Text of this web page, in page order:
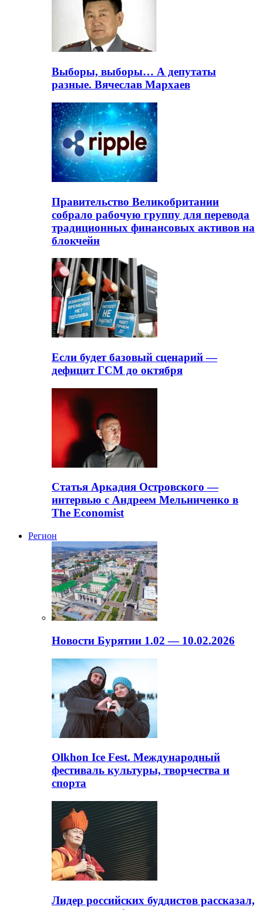
Выборы, выборы… А депутаты
разные. Вячеслав Мархаев
Правительство Великобритании
собрало рабочую группу для перевода
традиционных финансовых активов на
блокчейн
Если будет базовый сценарий —
дефицит ГСМ до октября
Статья Аркадия Островского —
интервью с Андреем Мельниченко в
The Economist
Регион
Новости Бурятии 1.02 — 10.02.2026
Olkhon Ice Fest. Международный
фестиваль культуры, творчества и
спорта
Лидер российских буддистов рассказал,